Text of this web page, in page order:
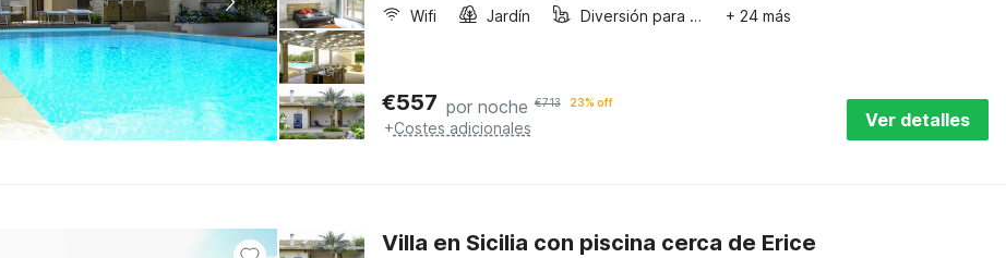
Wifi
Jardín Diversión para niños + 24 más
€557 por noche €713 23% off
+Costes adicionales Ver detalles
Villa en Sicilia con piscina cerca de Erice